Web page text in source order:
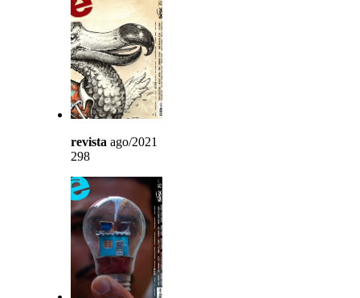
revista ago/2021
298